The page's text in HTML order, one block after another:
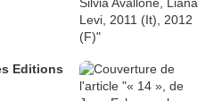
Editions